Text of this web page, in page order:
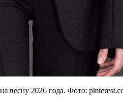
весну 2026 года. Фото: